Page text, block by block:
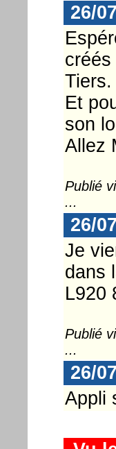
26/
Tiers.
Et
son
Allez
Publié
...
26/
Je
dans
L920
Publié
...
26/
Appli